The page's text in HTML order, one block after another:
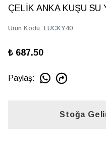
ÇELİK ANKA KUŞU SU
Ürün Kodu: LUCKY40
₺ 687.50
Paylaş:
Stoğa